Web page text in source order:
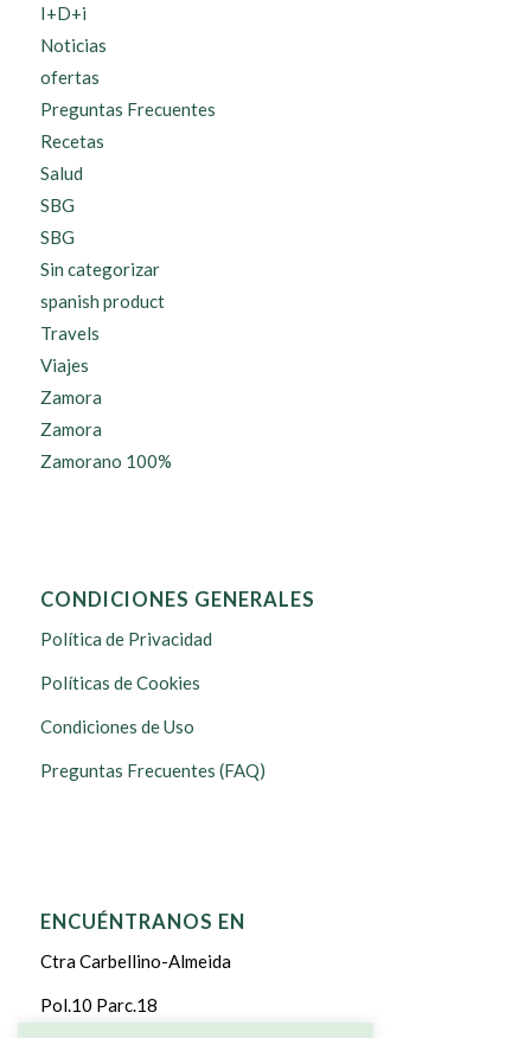
I+D+i
Noticias
ofertas
Preguntas Frecuentes
Recetas
Salud
SBG
SBG
Sin categorizar
spanish product
Travels
Viajes
Zamora
Zamora
Zamorano 100%
CONDICIONES GENERALES
Política de Privacidad
Políticas de Cookies
Condiciones de Uso
Preguntas Frecuentes (FAQ)
ENCUÉNTRANOS EN
Ctra Carbellino-Almeida
Pol.10 Parc.18